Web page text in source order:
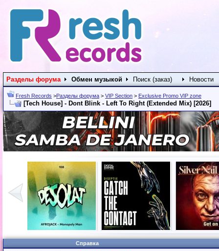
Разделы форума Обмен музыкой Поиск (заказ) Новости
Fresh Records >Разделы форума > VIP Section > Exclusive Promo VIP zone
[Tech House] - Dont Blink - Left To Right (Extended Mix) [2026]
Справка